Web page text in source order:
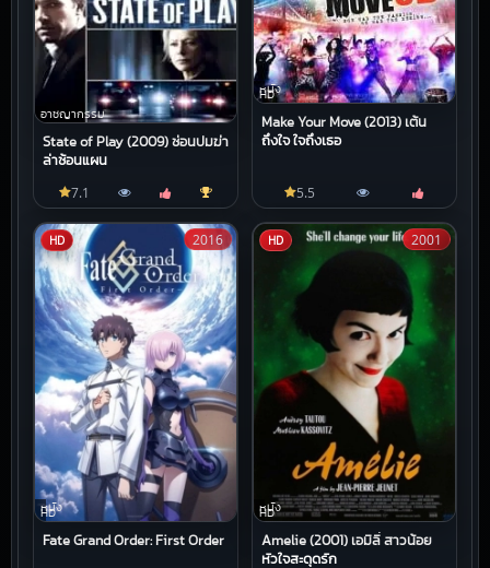
อาชญากรรม
State of Play (2009) ซ่อนปมฆ่า
ล่าซ้อนแผน
7.1
หนัง
HD
Make Your Move (2013) เต้น
ถึงใจ ใจถึงเธอ
5.5
HD
หนัง
HD
Fate Grand Order: First Order
2016 HD
หนัง
HD
Amelie (2001) เอมิลี่ สาวน้อย
หัวใจสะดุดรัก
2001